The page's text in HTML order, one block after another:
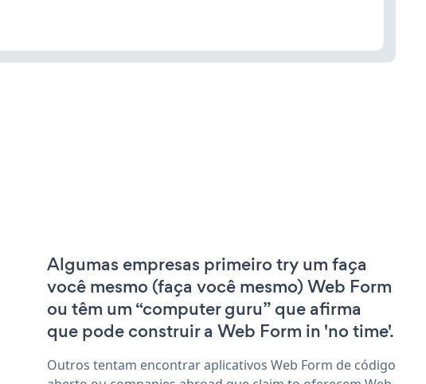
Algumas empresas primeiro try um faça
você mesmo (faça você mesmo) Web Form
ou têm um “computer guru” que afirma
que pode construir a Web Form in 'no time'.
Outros tentam encontrar aplicativos Web Form de código